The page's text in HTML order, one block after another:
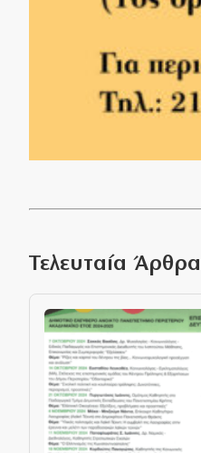
Τελευταία Άρθρα